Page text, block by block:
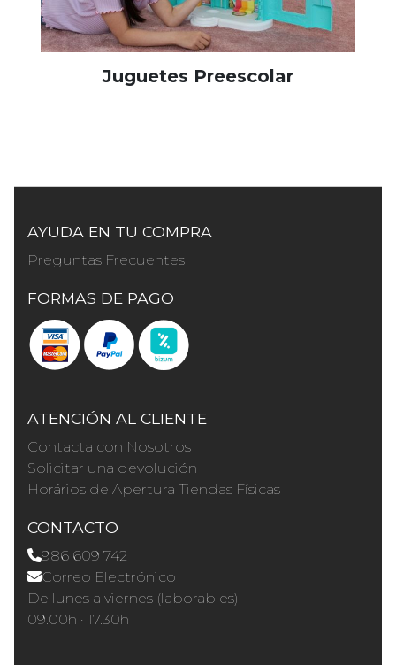
Juguetes Preescolar
AYUDA EN TU COMPRA
Preguntas Frecuentes
FORMAS DE PAGO
ATENCIÓN AL CLIENTE
Contacta con Nosotros
Solicitar una devolución
Horários de Apertura Tiendas Físicas
CONTACTO
986 609 742
Correo Electrónico
De lunes a viernes (laborables)
09.00h · 17.30h